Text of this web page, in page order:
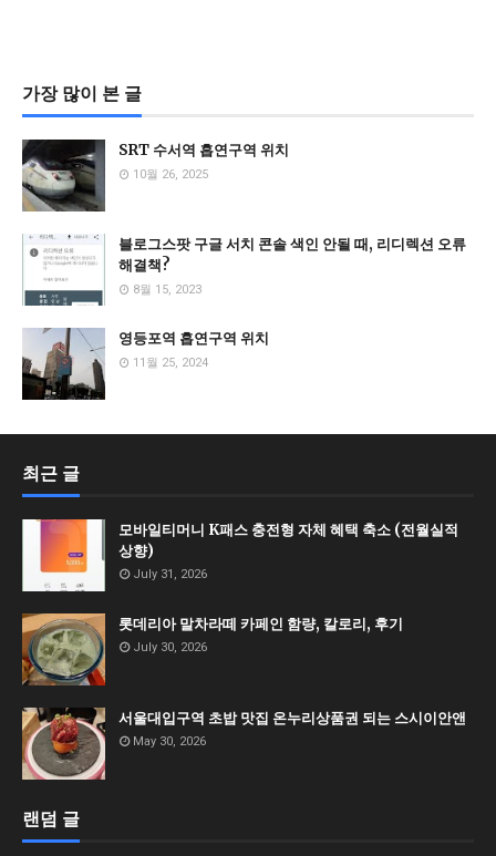
가장 많이 본 글
SRT 수서역 흡연구역 위치
10월 26, 2025
블로그스팟 구글 서치 콘솔 색인 안될 때, 리디렉션 오류
해결책?
8월 15, 2023
영등포역 흡연구역 위치
11월 25, 2024
최근 글
모바일티머니 K패스 충전형 자체 혜택 축소 (전월실적
상향)
July 31, 2026
롯데리아 말차라떼 카페인 함량, 칼로리, 후기
July 30, 2026
서울대입구역 초밥 맛집 온누리상품권 되는 스시이안앤
May 30, 2026
랜덤 글